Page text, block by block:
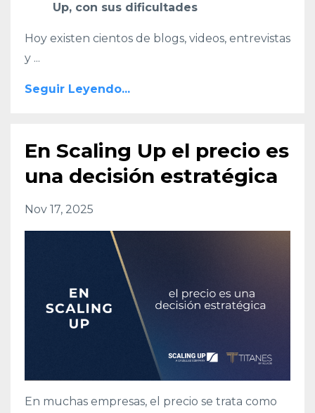
Up, con sus dificultades
Hoy existen cientos de blogs, videos, entrevistas
y ...
Seguir Leyendo...
En Scaling Up el precio es
una decisión estratégica
Nov 17, 2025
En muchas empresas, el precio se trata como